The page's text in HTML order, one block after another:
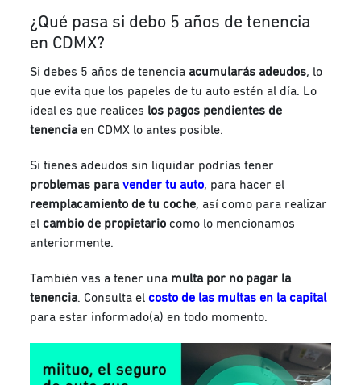
¿Qué pasa si debo 5 años de tenencia
en CDMX?
Si debes 5 años de tenencia acumularás adeudos, lo
que evita que los papeles de tu auto estén al día. Lo
ideal es que realices los pagos pendientes de
tenenciaen CDMX lo antes posible.
Si tienes adeudos sin liquidar podrías tener
problemas paravender tu auto, para hacer el
reemplacamiento de tu coche, así como para realizar
elcambio de propietario como lo mencionamos
anteriormente.
También vas a tener una multa por no pagar la
tenencia. Consulta elcosto de las multas en la capital
para estar informado(a) en todo momento.